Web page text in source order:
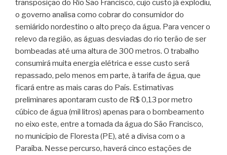
transposição do Rio São Francisco, cujo custo já explodiu,
o governo analisa como cobrar do consumidor do
semiárido nordestino o alto preço da água. Para vencer o
relevo da região, as águas desviadas do rio terão de ser
bombeadas até uma altura de 300 metros. O trabalho
consumirá muita energia elétrica e esse custo será
repassado, pelo menos em parte, à tarifa de água, que
ficará entre as mais caras do País. Estimativas
preliminares apontaram custo de R$ 0,13 por metro
cúbico de água (mil litros) apenas para o bombeamento
no eixo este, entre a tomada da água do São Francisco,
no município de Floresta (PE), até a divisa com o a
Paraíba. Nesse percurso, haverá cinco estações de